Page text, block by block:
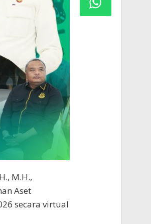
M.H.,
Aset
secara virtual